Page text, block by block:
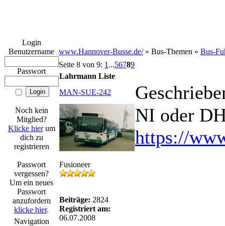
Login
Benutzername
Passwort
Noch kein
Mitglied?
Klicke hierum
dich zu
registrieren
Passwort
vergessen?
Um ein neues
Passwort
anzufordern
klicke hier.
Navigation
www.Hannover-Busse.de/» Bus-Themen » Bus-
Seite 8 von 9: 1 ...56789
Lahrmann Liste
MAN-SUE-242
Fusioneer
Beiträge: 2824
Registriert am:
06.07.2008
NI oder
https://